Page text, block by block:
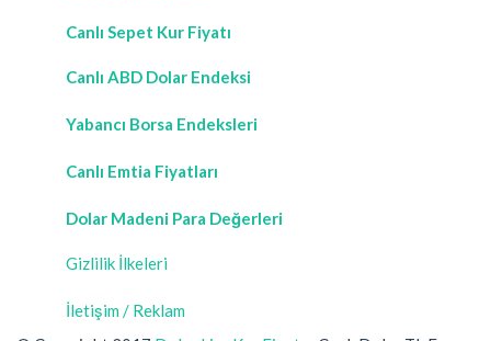
Canlı Sepet Kur Fiyatı
Canlı ABD Dolar Endeksi
Yabancı Borsa Endeksleri
Canlı Emtia Fiyatları
Dolar Madeni Para Değerleri
Gizlilik İlkeleri
İletişim / Reklam